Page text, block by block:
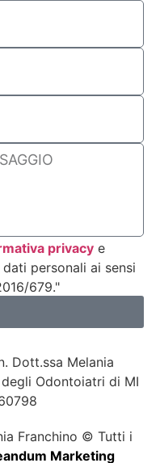
privacy e
personali ai sensi
679."
Dott.ssa Melania
Odontoiatri di MI
Franchino © Tutti i
Marketing